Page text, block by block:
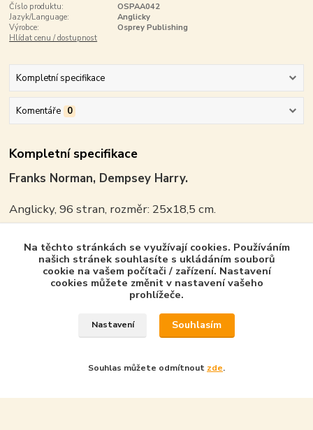
Číslo produktu:
OSPAA042
Jazyk/Language:
Anglicky
Výrobce:
Osprey Publishing
Hlídat cenu / dostupnost
Kompletní specifikace
Komentáře 0
Kompletní specifikace
Franks Norman, Dempsey Harry.
Anglicky, 96 stran, rozměr: 25x18,5 cm.
ISBN 9781841763750
Zboží zařazeno v kategoriích - Product in
Aircraft of the Aces
Na těchto stránkách se využívají cookies. Používáním
našich stránek souhlasíte s ukládáním souborů
cookie na vašem počítači / zařízení. Nastavení
cookies můžete změnit v nastavení vašeho
prohlížeče.
Nastavení Souhlasím
Souhlas můžete odmítnout zde.